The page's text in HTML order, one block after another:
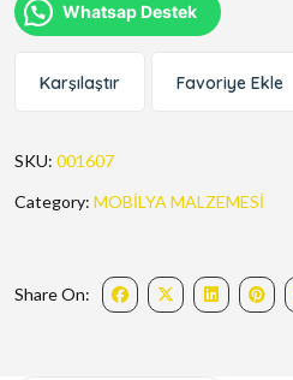
Whatsap Destek
Karşılaştır Favoriye Ekle
SKU: 001607
Category: MOBİLYA MALZEMESİ
Share On: